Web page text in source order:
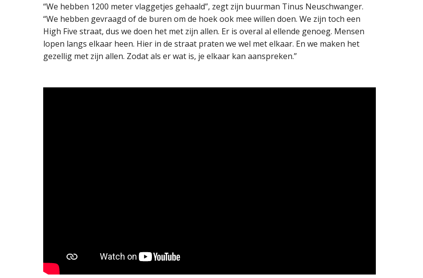
“We hebben 1200 meter vlaggetjes gehaald”, zegt zijn buurman Tinus Neuschwanger.
“We hebben gevraagd of de buren om de hoek ook mee willen doen. We zijn toch een
High Five straat, dus we doen het met zijn allen. Er is overal al ellende genoeg. Mensen
lopen langs elkaar heen. Hier in de straat praten we wel met elkaar. En we maken het
gezellig met zijn allen. Zodat als er wat is, je elkaar kan aanspreken.”